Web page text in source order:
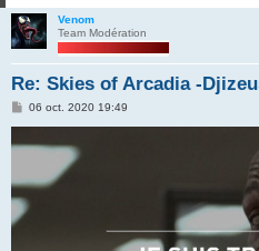
Venom
Team Modération
Re: Skies of Arcadia -
M
s
e
06 oct. 2020 19:49